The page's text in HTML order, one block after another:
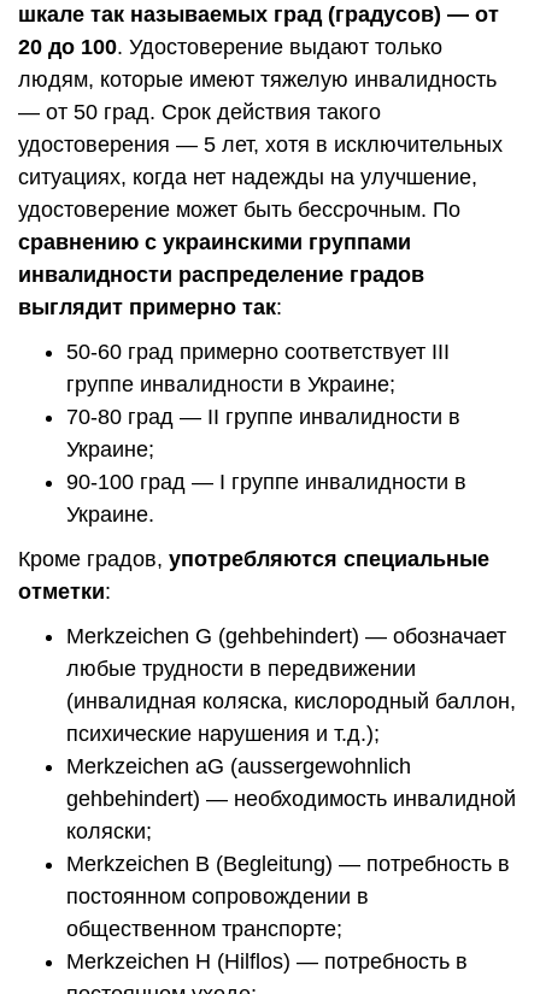
шкале так называемых град (градусов) — от
20 до 100. Удостоверение выдают только
людям, которые имеют тяжелую инвалидность
— от 50 град. Срок действия такого
удостоверения — 5 лет, хотя в исключительных
ситуациях, когда нет надежды на улучшение,
удостоверение может быть бессрочным. По
сравнению с украинскими группами
инвалидности распределение градов
выглядит примерно так:
50-60 град примерно соответствует III
группе инвалидности в Украине;
70-80 град — II группе инвалидности в
Украине;
90-100 град — I группе инвалидности в
Украине.
Кроме градов, употребляются специальные
отметки:
Merkzeichen G (gehbehindert) — обозначает
любые трудности в передвижении
(инвалидная коляска, кислородный баллон,
психические нарушения и т.д.);
Merkzeichen aG (aussergewohnlich
gehbehindert) — необходимость инвалидной
коляски;
Merkzeichen B (Begleitung) — потребность в
постоянном сопровождении в
общественном транспорте;
Merkzeichen H (Hilflos) — потребность в